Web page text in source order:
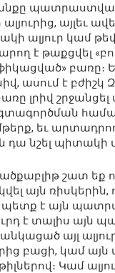
պատրաստված
այլեւ
ալյուր կամ
է թաքցվել
բառը։
ասում է բժիշկ
լրիվ
եւ
նշել պիտակի
շատ եք
այն
պետք է այն
է տալիս այն
այլ
բացի, կամ
Կամ